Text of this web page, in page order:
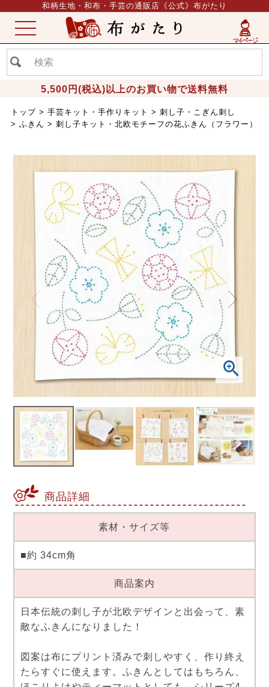
和柄生地・和布・手芸の通販店《公式》布がたり
5,500円(税込)以上のお買い物で送料無料
ME
NU
トップ 手芸キット・手作りキット
刺し子・こぎん刺し
ふきん
刺し子キット・北欧モチーフの花ふきん（フラワー）
商品詳細
素材・サイズ等
■約 34cm角
商品案内
日本伝統の刺し子が北欧デザインと出会って、素
敵なふきんになりました！
図案は布にプリント済みで刺しやすく、作り終え
たらすぐに使えます。ふきんとしてはもちろん、